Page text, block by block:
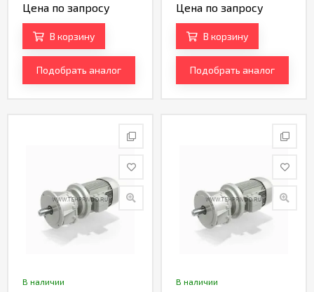
Цена по запросу
В корзину
Подобрать аналог
Цена по запросу
В корзину
Подобрать аналог
В наличии В наличии